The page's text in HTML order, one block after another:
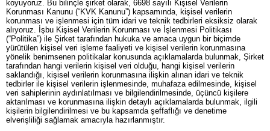
koyuyoruz. Bu bilinçle şirket olarak, 6698 sayılı Kişisel Verilerin
Korunması Kanunu (“KVK Kanunu”) kapsamında, kişisel verilerin
korunması ve işlenmesi için tüm idari ve teknik tedbirleri eksiksiz olarak
alıyoruz. İşbu Kişisel Verilerin Korunması ve İşlenmesi Politikası
(“Politika”) ile Şirket tarafından hukuka ve amaca uygun bir biçimde
yürütülen kişisel veri işleme faaliyeti ve kişisel verilerin korunmasına
yönelik benimsenen politikalar konusunda açıklamalarda bulunmak, Şirket
tarafından hangi verilerin kişisel veri olduğu, hangi kişisel verilerin
saklandığı, kişisel verilerin korunmasına ilişkin alınan idari ve teknik
tedbirler ile kişisel verilerin işlenmesinde, muhafaza edilmesinde, kişisel
veri sahiplerinin aydınlatılması ve bilgilendirilmesinde, üçüncü kişilere
aktarılması ve korunmasına ilişkin detaylı açıklamalarda bulunmak, ilgili
kişilerin bilgilendirilmesi ve bu kapsamda şeffaflığı ve denetime
elverişliliği sağlamak amacıyla hazırlanmıştır.